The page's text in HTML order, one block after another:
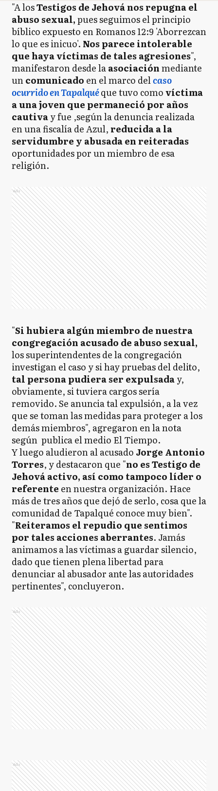
"A losTestigos de Jehová nos repugna el
abuso sexual,pues seguimos el principio
bíblico expuesto en Romanos 12:9 'Aborrezcan
lo que es inicuo'. Nos parece intolerable
que haya víctimas de tales agresiones",
manifestaron desde laasociaciónmediante
uncomunicado en el marco delcaso
ocurrido en Tapalquéque tuvo comovíctima
a una joven que permaneció por años
cautivay fue ,según la denuncia realizada
en una fiscalía de Azul, reducida a la
servidumbre y abusada en reiteradas
oportunidades por un miembro de esa
religión.
Ads
"Si hubiera algún miembro de nuestra
congregación acusado de abuso sexual,
los superintendentes de la congregación
investigan el caso y si hay pruebas del delito,
tal persona pudiera ser expulsaday,
obviamente, si tuviera cargos sería
removido. Se anuncia tal expulsión, a la vez
que se toman las medidas para proteger a los
demás miembros", agregaron en la nota
según publica el medio El Tiempo.
Y luego aludieron al acusado Jorge Antonio
Torres, y destacaron que "no es Testigo de
Jehová activo, así como tampoco líder o
referente en nuestra organización. Hace
más de tres años que dejó de serlo, cosa que la
comunidad de Tapalqué conoce muy bien".
"Reiteramos el repudio que sentimos
por tales acciones aberrantes. Jamás
animamos a las víctimas a guardar silencio,
dado que tienen plena libertad para
denunciar al abusador ante las autoridades
pertinentes", concluyeron.
Ads
Ads